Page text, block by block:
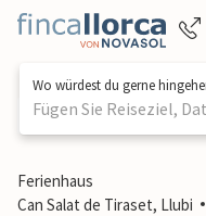
Wo würdest du gerne
Fügen Sie Reiseziel,
1 / 52
Ferienhaus
Can Salat de Tiraset, Llubi